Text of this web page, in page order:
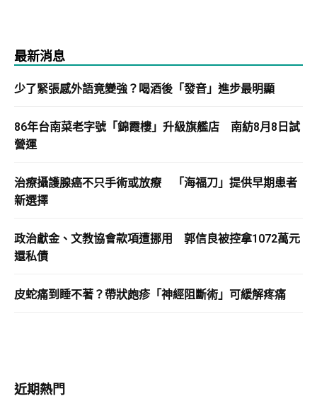
最新消息
少了緊張感外語竟變強？喝酒後「發音」進步最明顯
86年台南菜老字號「錦霞樓」升級旗艦店 南紡8月8日試
營運
治療攝護腺癌不只手術或放療 「海福刀」提供早期患者
新選擇
政治獻金、文教協會款項遭挪用 郭信良被控拿1072萬元
還私債
皮蛇痛到睡不著？帶狀皰疹「神經阻斷術」可緩解疼痛
近期熱門